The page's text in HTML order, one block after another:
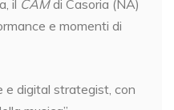
il CAMdi Casoria (NA)
e momenti di
e digital strategist, con